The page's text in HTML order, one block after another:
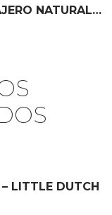
LULLABY FRIENDS, RATÓN SONAJERO NATURALEZA – MAILEG
– LITTLE DUTCH